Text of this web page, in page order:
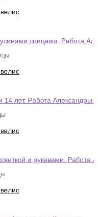
спицами. Работа
14 лет. Работа Александры
и рукавами. Работа